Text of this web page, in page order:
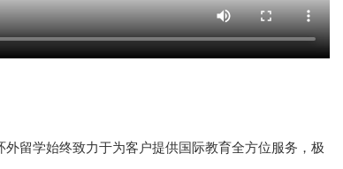
留学始终致力于为客户提供国际教育全方位服务，极